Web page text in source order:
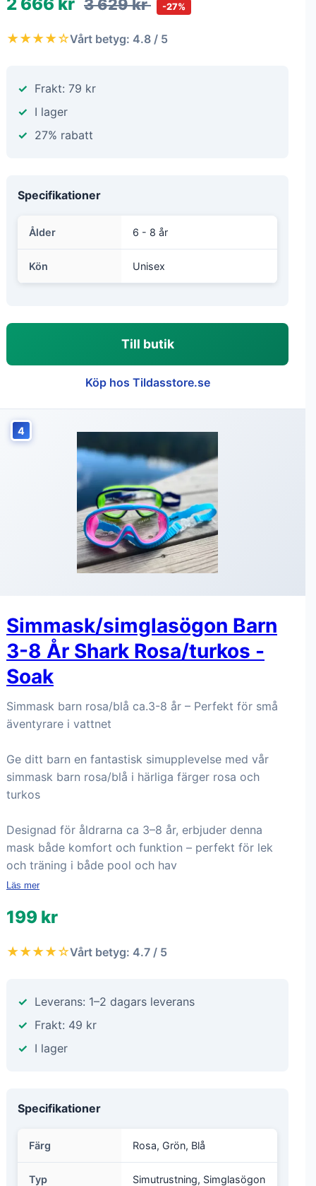
3 629 kr -27%
★★★★☆Vårt betyg: 4.8 / 5
Frakt: 79 kr
I lager
27% rabatt
Specifikationer
Ålder 6 - 8 år
Kön Unisex
Till butik
Köp hos Tildasstore.se
4
Simmask/simglasögon Barn
3-8 År Shark Rosa/turkos -
Soak
Simmask barn rosa/blå ca.3-8 år – Perfekt för små
äventyrare i vattnet
Ge ditt barn en fantastisk simupplevelse med vår
simmask barn rosa/blå i härliga färger rosa och
turkos
Designad för åldrarna ca 3–8 år, erbjuder denna
mask både komfort och funktion – perfekt för lek
och träning i både pool och hav
Läs mer
199 kr
★★★★☆Vårt betyg: 4.7 / 5
Leverans: 1–2 dagars leverans
Frakt: 49 kr
I lager
Specifikationer
Färg Rosa, Grön, Blå
Typ
Simutrustning, Simglasögon